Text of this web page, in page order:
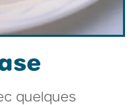
quelques